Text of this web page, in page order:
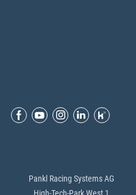
Pankl Racing Systems AG